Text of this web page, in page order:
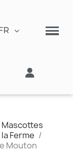
FR
Mascottes
Ferme
Mouton